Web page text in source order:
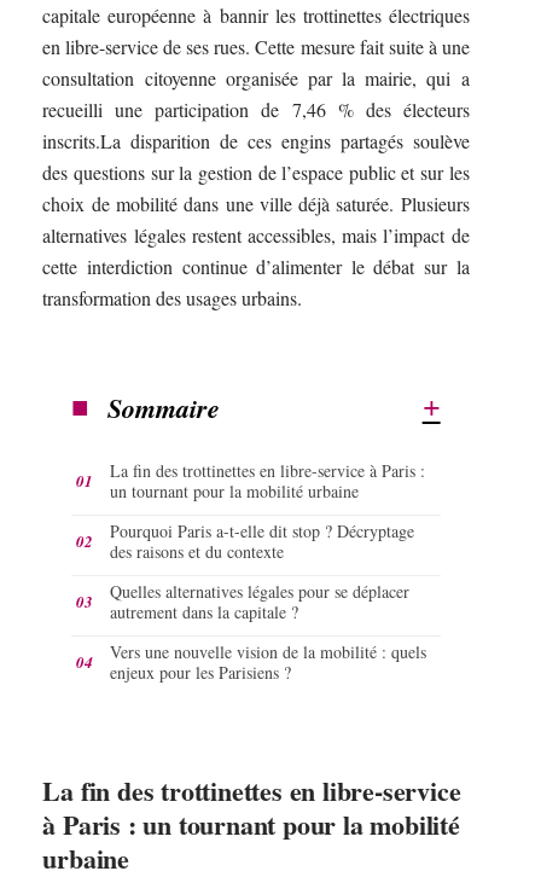
capitale européenne à bannir les trottinettes électriques
en libre-service de ses rues. Cette mesure fait suite à une
consultation citoyenne organisée par la mairie, qui a
recueilli une participation de 7,46 % des électeurs
inscrits.La disparition de ces engins partagés soulève
des questions sur la gestion de l’espace public et sur les
choix de mobilité dans une ville déjà saturée. Plusieurs
alternatives légales restent accessibles, mais l’impact de
cette interdiction continue d’alimenter le débat sur la
transformation des usages urbains.
Sommaire
La fin des trottinettes en libre-service à Paris :
un tournant pour la mobilité urbaine
Pourquoi Paris a-t-elle dit stop ? Décryptage
des raisons et du contexte
Quelles alternatives légales pour se déplacer
autrement dans la capitale ?
Vers une nouvelle vision de la mobilité : quels
enjeux pour les Parisiens ?
La fin des trottinettes en libre-service
à Paris : un tournant pour la mobilité
urbaine